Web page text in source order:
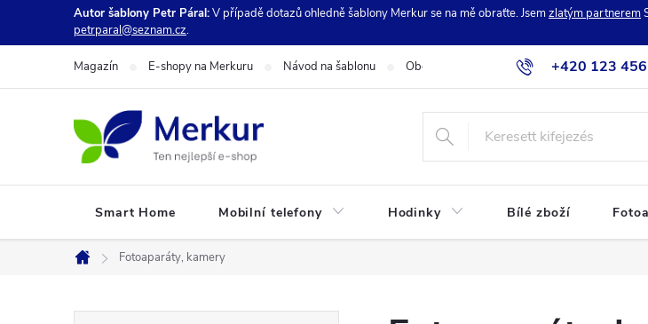
tartalomhoz
Autor šablony Petr Páral:V případě dotazů ohledně šablony Merkur se na mě obraťte. Jsemzlatým partnerem
petrparal@seznam.cz.
+420 123
Magazín E-shopy na Merkuru Návod na šablonu Obchodní podmínky Podmínky ochrany
Smart Home Mobilní telefony Hodinky Bílé zboží
Kezdőlap
Fotoaparáty, kamery